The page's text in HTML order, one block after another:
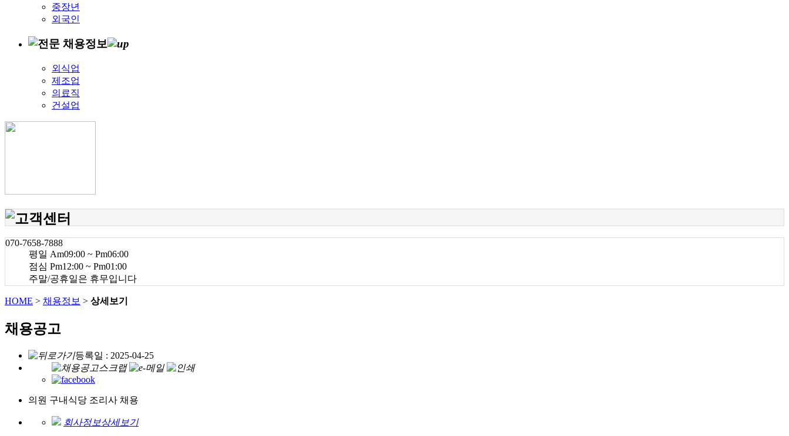
중장년
외국인
외식업
제조업
의료직
건설업
070-7658-7888
평일 Am09:00 ~ Pm06:00
점심 Pm12:00 ~ Pm01:00
주말/공휴일은 휴무입니다
HOME > 채용정보 > 상세보기
채용공고
등록일 : 2025-04-25
의원 구내식당 조리사 채용
회사정보상세보기